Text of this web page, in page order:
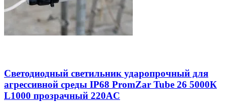
Светодиодный светильник ударопрочный для
агреcсивной среды IP68 PromZar Tube 26 5000К
L1000 прозрачный 220AC